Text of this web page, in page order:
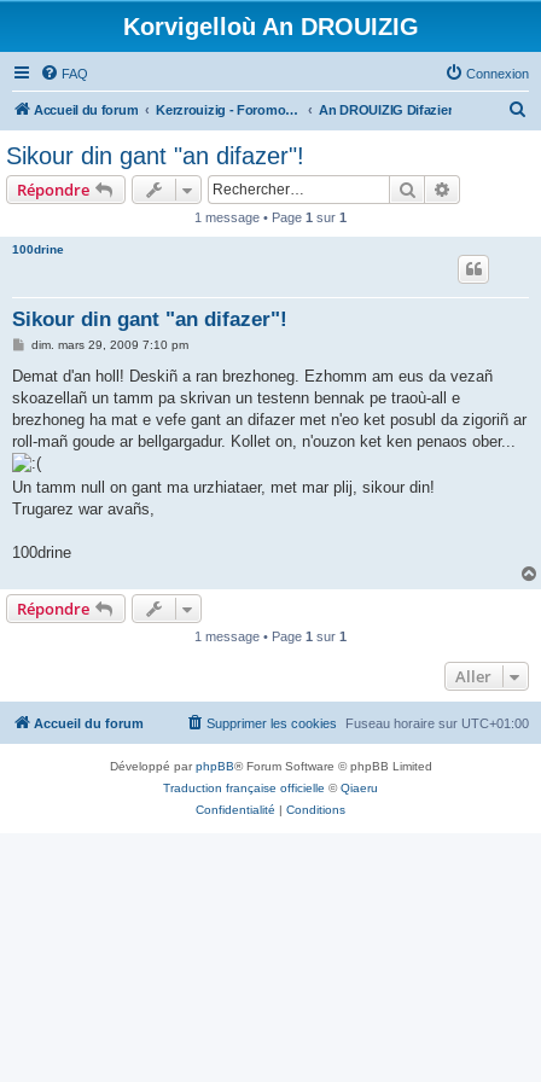
Korvigelloù An DROUIZIG
FAQ Connexion
Accueil du forum Kerzrouizig - Foromoù An Drouizig An DROUIZIG Difazier
Sikour din gant "an difazer"!
Répondre Rechercher
1 message • Page 1 sur 1
100drine
Sikour din gant "an difazer"!
M
s
a
g
dim. mars 29, 2009 7:10 pm
Demat d'an holl! Deskiñ a ran brezhoneg. Ezhomm am eus da vezañ
skoazellañ un tamm pa skrivan un testenn bennak pe traoù-all e
brezhoneg ha mat e vefe gant an difazer met n'eo ket posubl da zigoriñ ar
roll-mañ goude ar bellgargadur. Kollet on, n'ouzon ket ken penaos ober...
Un tamm null on gant ma urzhiataer, met mar plij, sikour din!
Trugarez war avañs,
100drine
Répondre
1 message • Page 1 sur 1
Aller
Accueil du forum Fuseau horaire sur UTC+01:00
Supprimer les cookies
Développé parphpBB® Forum Software © phpBB Limited
Traduction française officielle ©Qiaeru
Confidentialité | Conditions